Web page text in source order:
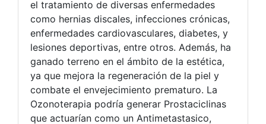
el tratamiento de diversas enfermedades
como hernias discales, infecciones crónicas,
enfermedades cardiovasculares, diabetes, y
lesiones deportivas, entre otros. Además, ha
ganado terreno en el ámbito de la estética,
ya que mejora la regeneración de la piel y
combate el envejecimiento prematuro. La
Ozonoterapia podría generar Prostaciclinas
que actuarían como un Antimetastasico,